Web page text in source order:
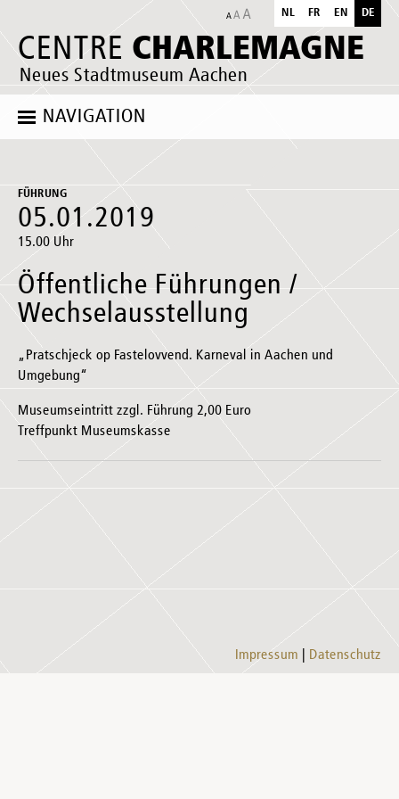
CENTRE CHARLEMAGNE
Neues Stadtmuseum Aachen
NL FR EN DE
NAVIGATION
FÜHRUNG
05.01.2019
15.00 Uhr
Öffentliche Führungen /
Wechselausstellung
„Pratschjeck op Fastelovvend. Karneval in Aachen und
Umgebung“
Museumseintritt zzgl. Führung 2,00 Euro
Treffpunkt Museumskasse
Impressum Datenschutz